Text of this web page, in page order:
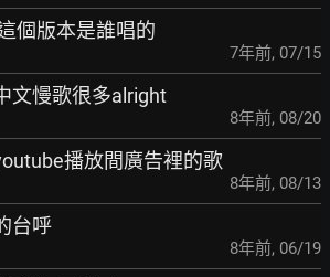
個版本是誰唱的
7年前, 07/15
文慢歌很多alright
8年前, 08/20
播放間廣告裡的歌
8年前, 08/13
台呼
8年前, 06/19